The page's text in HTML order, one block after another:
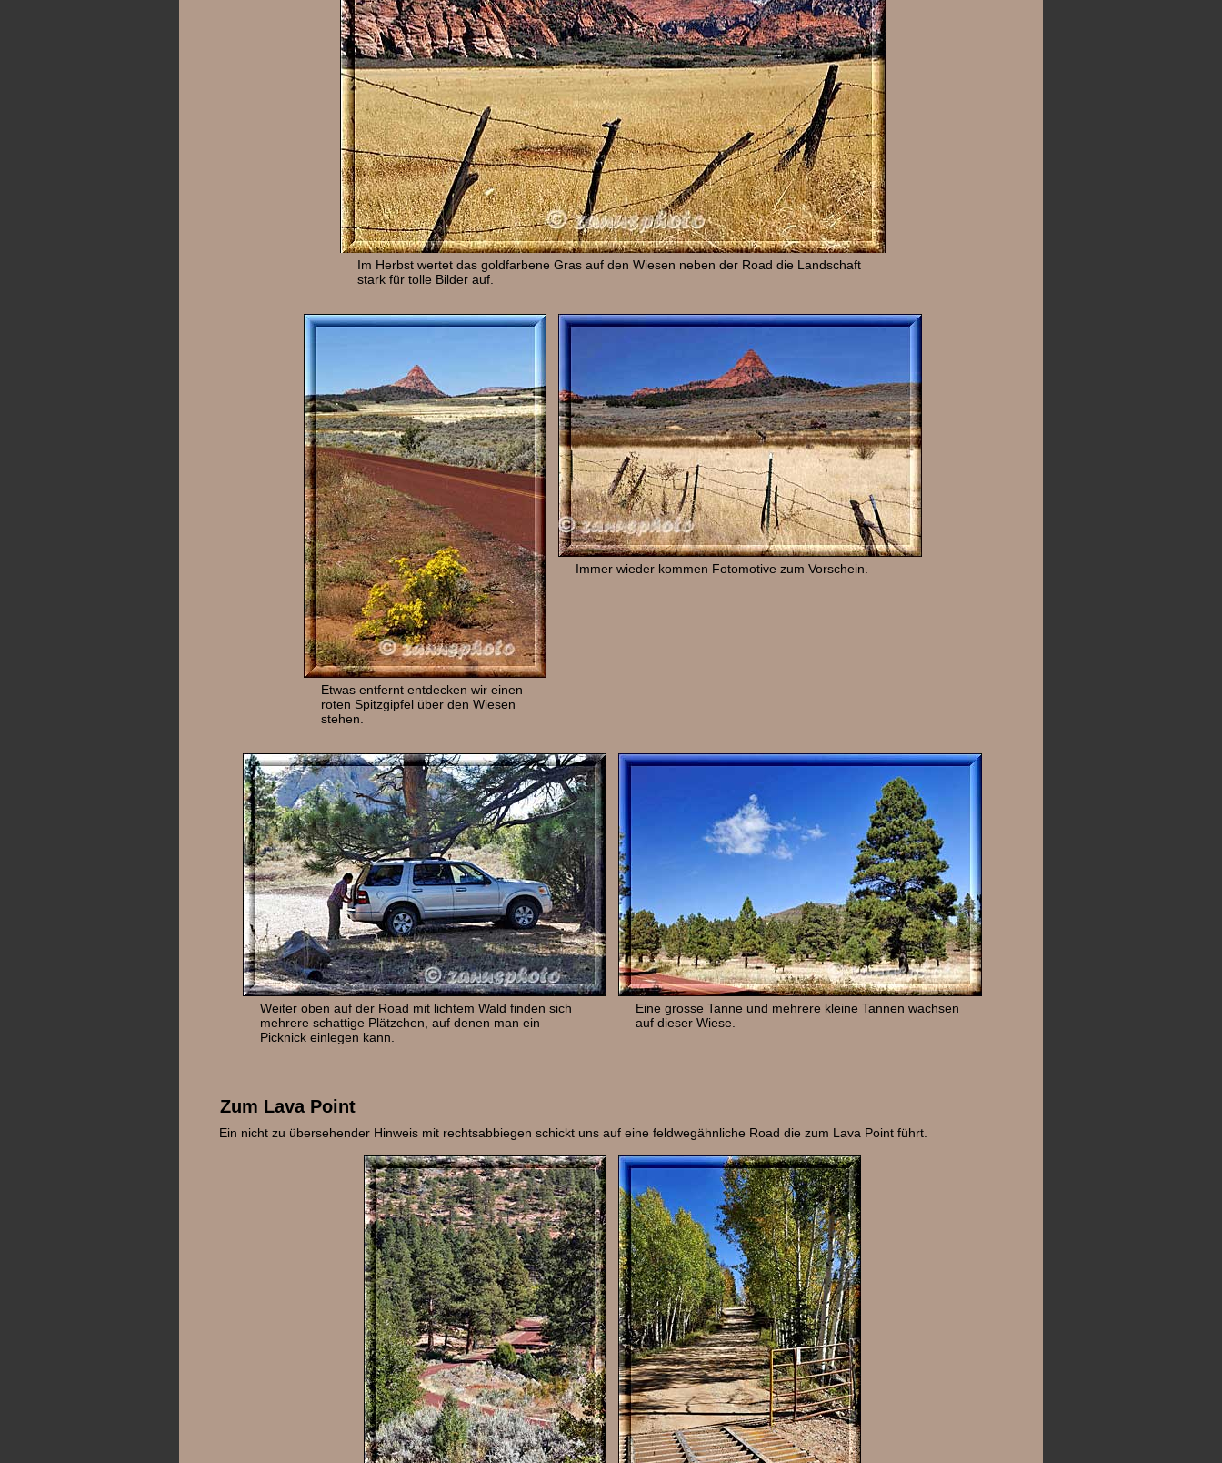
Im Herbst wertet das goldfarbene Gras auf den Wiesen neben der Road die Landschaft
stark für tolle Bilder auf.
Etwas entfernt entdecken wir einen
roten Spitzgipfel über den Wiesen
stehen.
Immer wieder kommen Fotomotive zum Vorschein.
Weiter oben auf der Road mit lichtem Wald finden sich
mehrere schattige Plätzchen, auf denen man ein
Picknick einlegen kann.
Eine grosse Tanne und mehrere kleine Tannen wachsen
auf dieser Wiese.
Zum Lava Point
Ein nicht zu übersehender Hinweis mit rechtsabbiegen schickt uns auf eine feldwegähnliche Road die zum Lava Point führt.